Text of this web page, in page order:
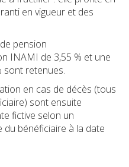
en vigueur et des
pension
INAMI de 3,55 % et une
sont retenues.
en cas de décès (tous
sont ensuite
fictive selon un
du bénéficiaire à la date